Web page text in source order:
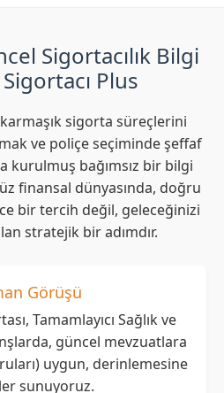
Sigortacılık Bilgi
Plus
sigorta süreçlerini
ve poliçe seçiminde şeffaf
kurulmuş bağımsız bir bilgi
finansal dünyasında, doğru
bir tercih değil, geleceğinizi
stratejik bir adımdır.
Görüşü
Tamamlayıcı Sağlık ve
güncel mevzuatlara
uygun, derinlemesine
sunuyoruz.